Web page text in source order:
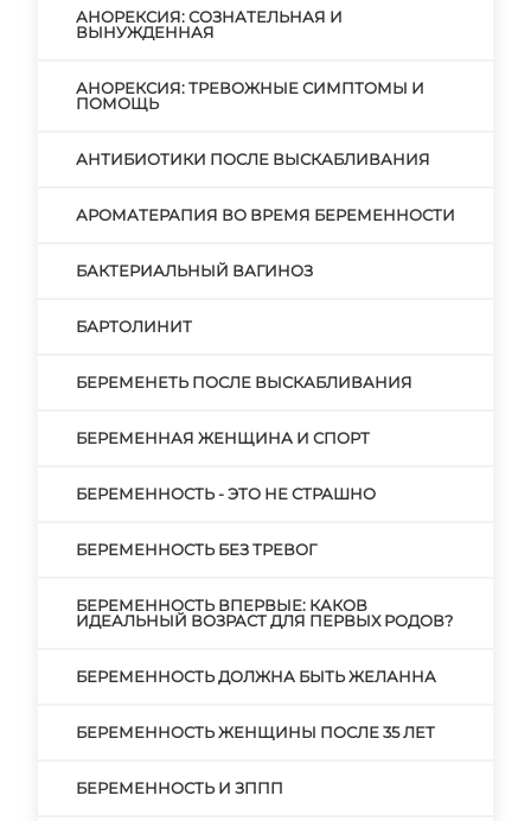
АНОРЕКСИЯ: СОЗНАТЕЛЬНАЯ И
ВЫНУЖДЕННАЯ
АНОРЕКСИЯ: ТРЕВОЖНЫЕ СИМПТОМЫ И
ПОМОЩЬ
АНТИБИОТИКИ ПОСЛЕ ВЫСКАБЛИВАНИЯ
АРОМАТЕРАПИЯ ВО ВРЕМЯ БЕРЕМЕННОСТИ
БАКТЕРИАЛЬНЫЙ ВАГИНОЗ
БАРТОЛИНИТ
БЕРЕМЕНЕТЬ ПОСЛЕ ВЫСКАБЛИВАНИЯ
БЕРЕМЕННАЯ ЖЕНЩИНА И СПОРТ
БЕРЕМЕННОСТЬ - ЭТО НЕ СТРАШНО
БЕРЕМЕННОСТЬ БЕЗ ТРЕВОГ
БЕРЕМЕННОСТЬ ВПЕРВЫЕ: КАКОВ
ИДЕАЛЬНЫЙ ВОЗРАСТ ДЛЯ ПЕРВЫХ РОДОВ?
БЕРЕМЕННОСТЬ ДОЛЖНА БЫТЬ ЖЕЛАННА
БЕРЕМЕННОСТЬ ЖЕНЩИНЫ ПОСЛЕ 35 ЛЕТ
БЕРЕМЕННОСТЬ И ЗППП